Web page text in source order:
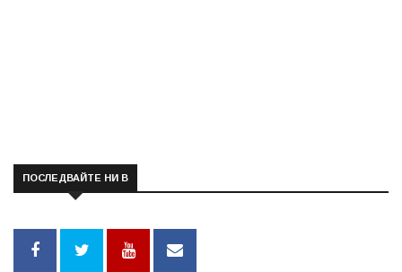
ПОСЛЕДВАЙТЕ НИ В